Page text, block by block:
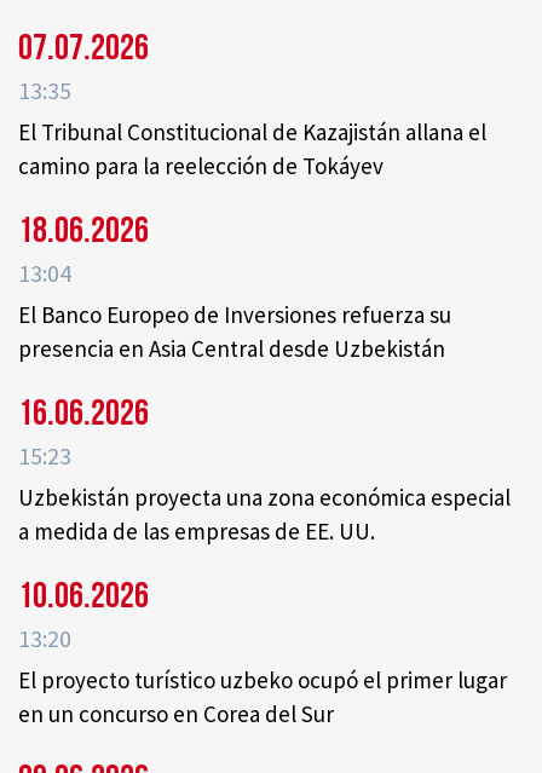
07.07.2026
13:35
El Tribunal Constitucional de Kazajistán allana el
camino para la reelección de Tokáyev
18.06.2026
13:04
El Banco Europeo de Inversiones refuerza su
presencia en Asia Central desde Uzbekistán
16.06.2026
15:23
Uzbekistán proyecta una zona económica especial
a medida de las empresas de EE. UU.
10.06.2026
13:20
El proyecto turístico uzbeko ocupó el primer lugar
en un concurso en Corea del Sur